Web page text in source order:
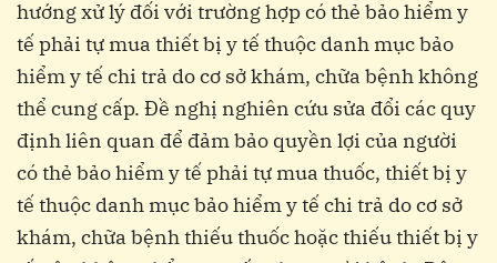
hướng xử lý đối với trường hợp có thẻ bảo hiểm y
tế phải tự mua thiết bị y tế thuộc danh mục bảo
hiểm y tế chi trả do cơ sở khám, chữa bệnh không
thể cung cấp. Đề nghị nghiên cứu sửa đổi các quy
định liên quan để đảm bảo quyền lợi của người
có thẻ bảo hiểm y tế phải tự mua thuốc, thiết bị y
tế thuộc danh mục bảo hiểm y tế chi trả do cơ sở
khám, chữa bệnh thiếu thuốc hoặc thiếu thiết bị y